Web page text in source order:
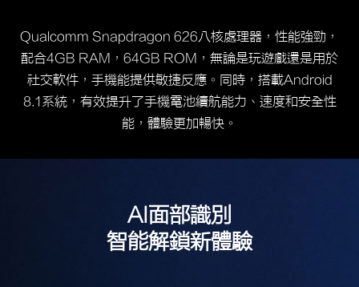
Qualcomm Snapdragon 626八核處理器，性能強勁，
配合4GB RAM，64GB ROM，無論是玩遊戲還是用於
社交軟件，手機能提供敏捷反應。同時，搭載Android
8.1系統，有效提升了手機電池續航能力、速度和安全性
能，體驗更加暢快。
AI面部識別
智能解鎖新體驗